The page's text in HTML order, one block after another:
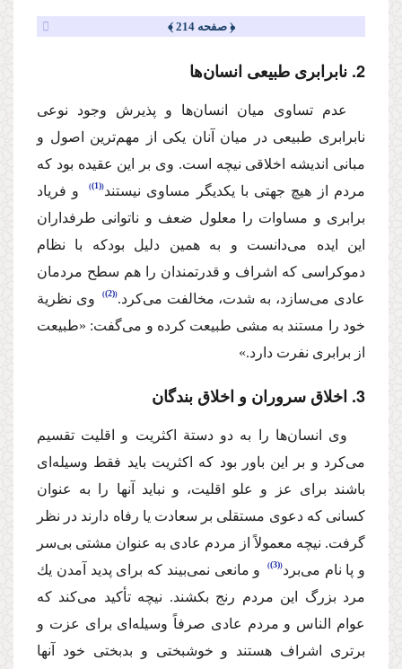
﴿ صفحه 214 ﴾
2. نابرابری طبیعی انسان‌ها
‌عدم تساوی میان انسان‌ها و پذیرش وجود نوعی
نابرابری طبیعی در میان آنان یكی از مهم‌ترین اصول و
مبانی اندیشه اخلاقی ‌نیچه‌ است. وی بر این عقیده بود كه
مردم از هیچ جهتی با یكدیگر مساوی نیستند (1)
‌ و فریاد
برابری و مساوات را معلول ضعف و ناتوانی طرفداران
این ایده می‌دانست و به همین دلیل بودكه با نظام
دموكراسی كه اشراف و قدرتمندان را هم سطح مردمان
عادی می‌سازد،‌ به شدت، مخالفت می‌كرد. (2)
‌ وی نظریة‌
خود را مستند به مشی طبیعت كرده و می‌گفت: «طبیعت
از برابری نفرت دارد.»
3. اخلاق سروران و اخلاق بندگان
‌وی انسان‌ها را به دو دستة‌ اكثریت و اقلیت تقسیم
می‌كرد و بر این باور بود كه اكثریت باید فقط وسیله‌ای
باشند برای عز و علو اقلیت، و نباید آنها‌ ‌را به عنوان
كسانی كه دعوی مستقلی بر سعادت یا رفاه دارند در نظر
گرفت. ‌نیچه‌ معمولاً از مردم عادی به عنوان مشتی بی‌سر
و پا نام می‌برد (3)
‌ و مانعی نمی‌بیند كه برای پدید آمدن یك
مرد بزرگ این مردم رنج بكشند. ‌نیچه‌ تأكید می‌كند كه
عوام الناس و مردم عادی صرفاً وسیله‌ای برای عزت و
برتری اشراف هستند و خوشبختی و بدبختی خود آنها